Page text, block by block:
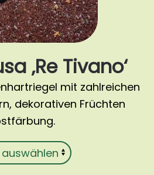
‚Re Tivano‘
mit zahlreichen
dekorativen Früchten